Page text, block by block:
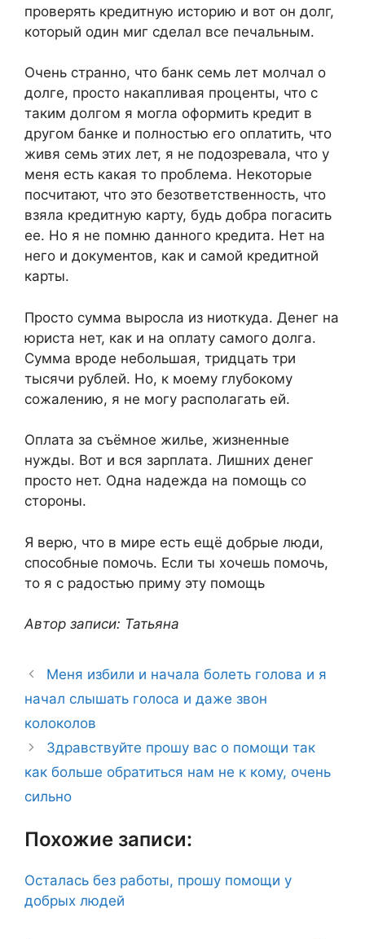
проверять кредитную историю и вот он долг,
который один миг сделал все печальным.
Очень странно, что банк семь лет молчал о
долге, просто накапливая проценты, что с
таким долгом я могла оформить кредит в
другом банке и полностью его оплатить, что
живя семь этих лет, я не подозревала, что у
меня есть какая то проблема. Некоторые
посчитают, что это безответственность, что
взяла кредитную карту, будь добра погасить
ее. Но я не помню данного кредита. Нет на
него и документов, как и самой кредитной
карты.
Просто сумма выросла из ниоткуда. Денег на
юриста нет, как и на оплату самого долга.
Сумма вроде небольшая, тридцать три
тысячи рублей. Но, к моему глубокому
сожалению, я не могу располагать ей.
Оплата за съёмное жилье, жизненные
нужды. Вот и вся зарплата. Лишних денег
просто нет. Одна надежда на помощь со
стороны.
Я верю, что в мире есть ещё добрые люди,
способные помочь. Если ты хочешь помочь,
то я с радостью приму эту помощь
Автор записи: Татьяна
Меня избили и начала болеть голова и я
начал слышать голоса и даже звон
колоколов
Здравствуйте прошу вас о помощи так
как больше обратиться нам не к кому, очень
сильно
Похожие записи:
Осталась без работы, прошу помощи у
добрых людей